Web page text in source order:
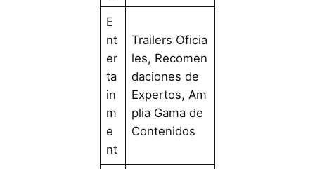
E
nt
er
ta
in
m
e
nt
Trailers Oficia
les, Recomen
daciones de
Expertos, Am
plia Gama de
Contenidos